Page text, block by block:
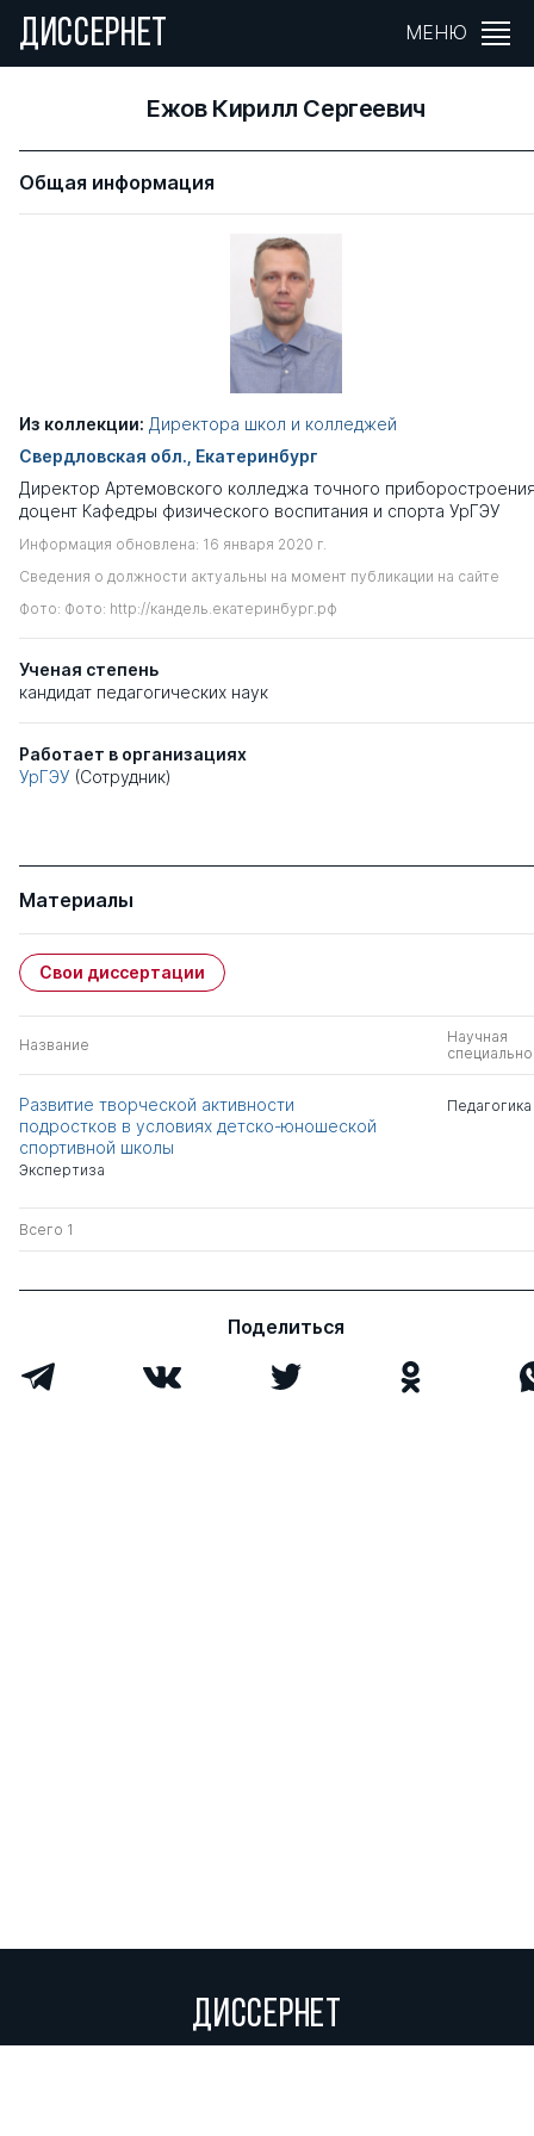
ДИССЕРНЕТ МЕНЮ
Ежов Кирилл Сергеевич
Общая информация
Из коллекции: Директора школ и колледжей
Свердловская обл., Екатеринбург
Директор Артемовского колледжа точного
доцент Кафедры физического воспитания и спорта УрГЭУ
Информация обновлена: 16 января 2020 г.
Сведения о должности актуальны на момент публикации на сайте
Фото: Фото: http://кандель.екатеринбург.рф
Ученая степень
кандидат педагогических наук
Работает в организациях
УрГЭУ (Сотрудник)
Материалы
Свои диссертации
Название
Научная
Развитие творческой активности
подростков в условиях детско-юношеской
спортивной школы
Экспертиза
Педагогика
Всего 1
Поделиться
ДИССЕРНЕТ